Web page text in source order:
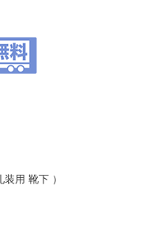
用 靴下 ）